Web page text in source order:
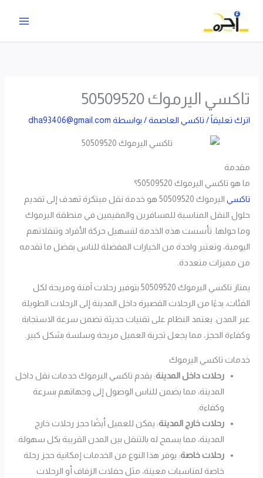
تاكسي اليرموك 50509520
اترك تعليقاً / تاكسي العاصمة/ بواسطة dha93406@gmail.com
مقدمة
ما هو تاكسي اليرموك 50509520؟
تاكسي
اليرموك 50509520 هو خدمة نقل مبتكرة تهدف إلى تقديم
حلول النقل المناسبة للمسافرين والمقيمين في منطقة اليرموك
وما حولها. تأسست هذه الخدمة لتسهيل حركة الأفراد وتنقلاتهم
اليومية، وتعتبر واحدة من الخيارات المفضلة للناس بفضل ما تقدمه
من مميزات متعددة.
يمتاز تاكسي اليرموك 50509520 بتوفير رحلات آمنة ومريحة لكل
الفئات، بدءًا من الرحلات القصيرة داخل المدينة إلى الرحلات الطويلة
عبر المدن. يعتمد النظام على تقنيات حديثة تضمن سرعة الاستجابة
وكفاءة الحجز، مما يجعل تجربة العميل مريحة وسلسة بشكل كبير.
خدمات تاكسي اليرموك
رحلات داخل المدينة: يقدم تاكسي اليرموك خدمات نقل داخل
المدينة، مما يضمن للناس الوصول إلى وجهاتهم بسرعة
وكفاءة.
رحلات خارج المدينة: يمكن للعميل أيضًا حجز رحلات خارج
المدينة، مما يسمح له بالتنقل بين المدن القريبة بكل سهولة.
رحلات خاصة: يوفر هذا النوع من الخدمات إمكانية حجز رحلة
خاصة لمناسبات معينة، مثل حفلات الزفاف أو الرحلات